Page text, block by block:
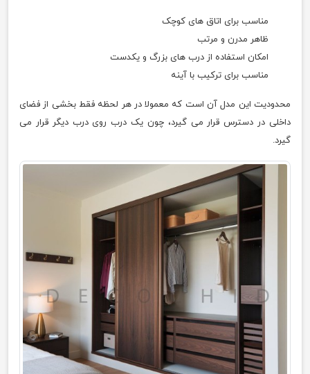
مناسب برای اتاق های کوچک
ظاهر مدرن و مرتب
امکان استفاده از درب های بزرگ و یکدست
مناسب برای ترکیب با آینه
محدودیت این مدل آن است که معمولا در هر لحظه فقط بخشی از فضای
داخلی در دسترس قرار می گیرد، چون یک درب روی درب دیگر قرار می
گیرد.